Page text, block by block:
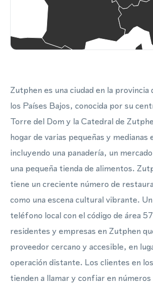
Zutphen es una ciudad en la provincia
los Países Bajos, conocida por su
Torre del Dom y la Catedral de
hogar de varias pequeñas y medianas
incluyendo una panadería, un
una pequeña tienda de alimentos.
tiene un creciente número de
como una escena cultural vibrante.
teléfono local con el código de área
residentes y empresas en Zutphen
proveedor cercano y accesible, en
operación distante. Los clientes en
tienden a llamar y confiar en números